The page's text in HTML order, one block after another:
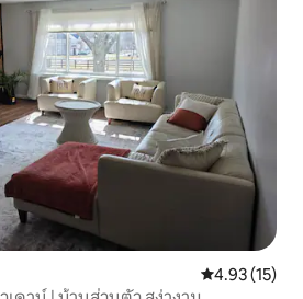
คะแนนเฉลี่ย
4.93 (15)